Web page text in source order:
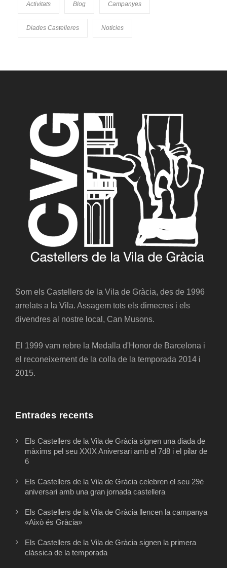
Activitats Blog Campanyes
Diades Castelleres Notícies
Som els Castellers de la Vila de Gràcia, des de 1996
arrelats a la Vila. Assagem tots els dimecres i els
divendres al nostre local, Can Musons.
El 1999 vam rebre la Medalla d'Honor de Barcelona i
el reconeixement de la colla de la temporada 2014 i
2015.
Entrades recents
Els Castellers de la Vila de Gràcia signen una diada de
màxims pel seu XXIX Aniversari amb el 7d8 i el pilar de
6
Els Castellers de la Vila de Gràcia celebren el seu 29è
aniversari amb una gran jornada castellera
Els Castellers de la Vila de Gràcia llencen la campanya
«Això és Gràcia»
Els Castellers de la Vila de Gràcia signen la primera
clàssica de la temporada